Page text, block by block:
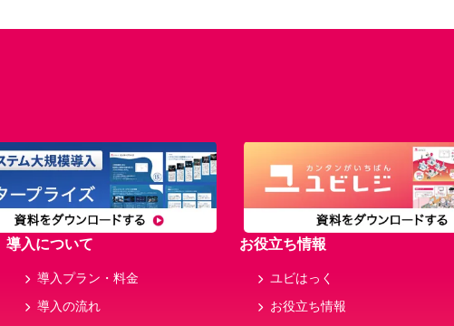
導入について
導入プラン・料金
導入の流れ
お役立ち情報
ユビはっく
お役立ち情報